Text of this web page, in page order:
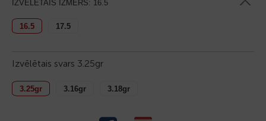
IZVĒLĒTAIS IZMĒRS: 16.5
16.5 17.5
Izvēlētais svars 3.25gr
3.25gr 3.16gr 3.18gr